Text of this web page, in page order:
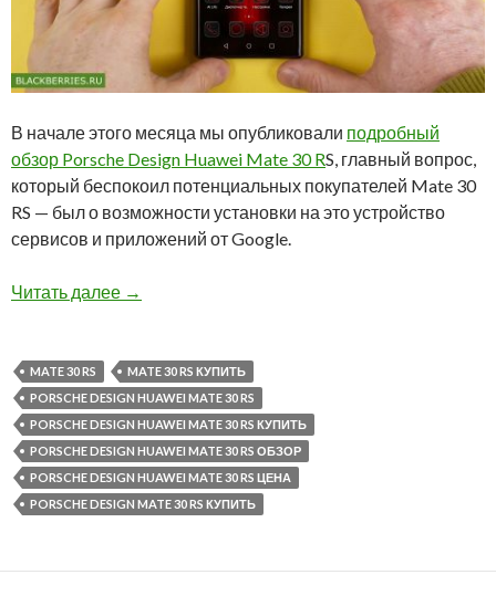
В начале этого месяца мы опубликовали подробный
обзор Porsche Design Huawei Mate 30 RS, главный вопрос,
который беспокоил потенциальных покупателей Mate 30
RS — был о возможности установки на это устройство
сервисов и приложений от Google.
Читать далее Сервисы Google на Porsche Design Huawei
→
MATE 30 RS
MATE 30 RS КУПИТЬ
PORSCHE DESIGN HUAWEI MATE 30 RS
PORSCHE DESIGN HUAWEI MATE 30 RS КУПИТЬ
PORSCHE DESIGN HUAWEI MATE 30 RS ОБЗОР
PORSCHE DESIGN HUAWEI MATE 30 RS ЦЕНА
PORSCHE DESIGN MATE 30 RS КУПИТЬ